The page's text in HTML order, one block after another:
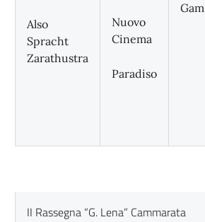
Also
Spracht
Zarathustra
Nuovo
Cinema
Paradiso
Gam
II Rassegna “G. Lena” Cammarata